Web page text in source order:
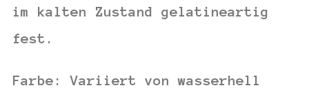
im kalten Zustand gelatineartig
fest.
Farbe:
Variiert von wasserhell